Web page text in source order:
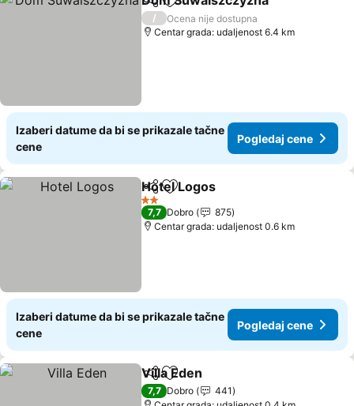
Deli Dodati u favorite
/
Ocena nije dostupna
Centar grada: udaljenost 6.4 km
Izaberi datume da bi se prikazale tačne
cene
Pogledaj cene
Deli Dodati u favorite
Hotel Logos
2 Zvezdice
7,7 Dobro
875
Centar grada: udaljenost 0.6 km
Izaberi datume da bi se prikazale tačne
cene
Pogledaj cene
Deli Dodati u favorite
Villa Eden
7,7 Dobro
441